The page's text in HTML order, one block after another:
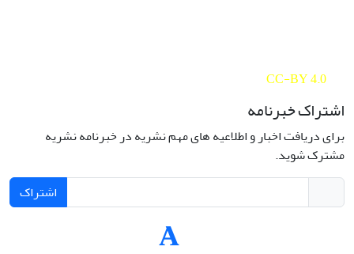
CC-BY 4.0
اشتراک خبرنامه
برای دریافت اخبار و اطلاعیه های مهم نشریه در خبرنامه نشریه
مشترک شوید.
اشتراک